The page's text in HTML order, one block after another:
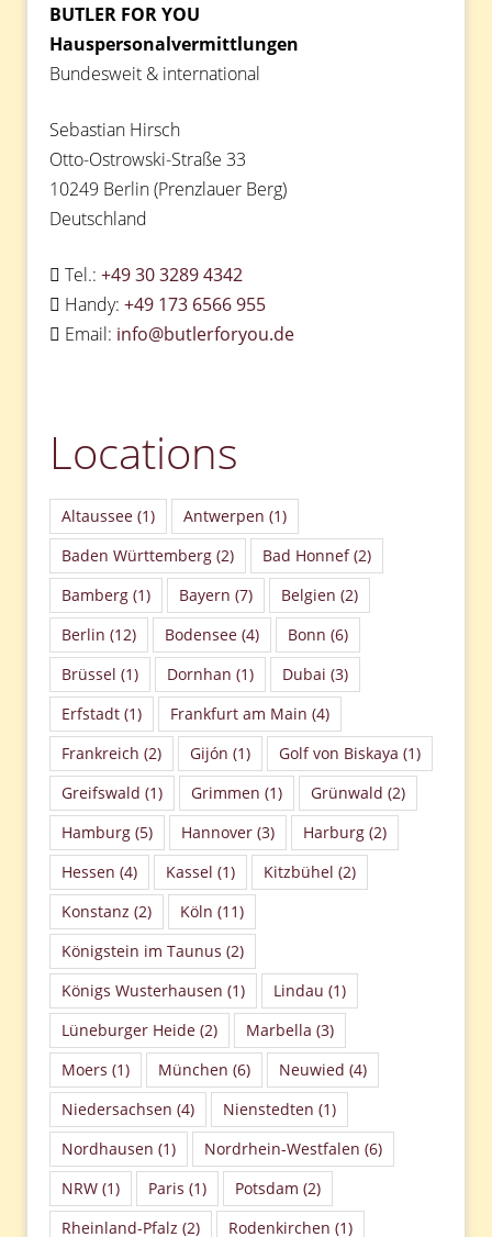
BUTLER FOR YOU
Hauspersonalvermittlungen
Bundesweit & international
Sebastian Hirsch
Otto-Ostrowski-Straße 33
10249 Berlin (Prenzlauer Berg)
Deutschland
Tel.: +49 30 3289 4342
Handy: +49 173 6566 955
Email: info@butlerforyou.de
Locations
Altaussee (1) Antwerpen (1)
Baden Württemberg (2) Bad Honnef(2)
Bamberg (1) Bayern (7) Belgien (2)
Berlin (12) Bodensee (4) Bonn (6)
Brüssel (1) Dornhan (1) Dubai (3)
Erfstadt (1) Frankfurt am Main (4)
Frankreich (2) Gijón (1) Golf von Biskaya (1)
Greifswald (1) Grimmen (1) Grünwald (2)
Hamburg (5) Hannover (3) Harburg (2)
Hessen (4) Kassel (1) Kitzbühel (2)
Konstanz (2) Köln (11)
Königstein im Taunus (2)
Königs Wusterhausen (1) Lindau (1)
Lüneburger Heide (2) Marbella (3)
Moers (1) München (6) Neuwied (4)
Niedersachsen (4) Nienstedten (1)
Nordhausen (1) Nordrhein-Westfalen (6)
NRW (1) Paris (1) Potsdam (2)
Rheinland-Pfalz (2) Rodenkirchen (1)